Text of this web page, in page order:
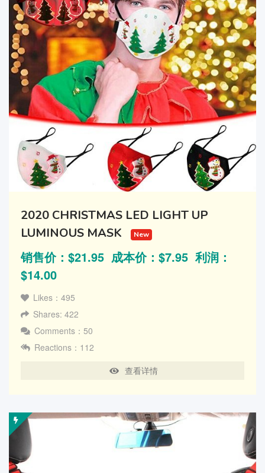
2020 CHRISTMAS LED LIGHT UP
LUMINOUS MASK
New
销售价：$21.95 成本价：$7.95 利润：
$14.00
Likes：495
Shares: 422
Comments：50
Reactions：112
查看详情